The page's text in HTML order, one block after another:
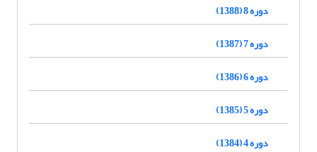
دوره 8 (1388)
دوره 7 (1387)
دوره 6 (1386)
دوره 5 (1385)
دوره 4 (1384)